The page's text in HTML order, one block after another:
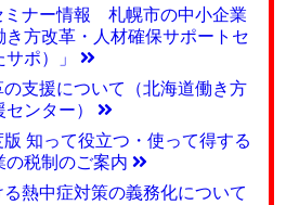
ミナー情報 札幌市の中小企業
き方改革・人材確保サポートセ
サポ）」
支援について（北海道働き方
センター）
知って役立つ・使って得する
の税制のご案内
熱中症対策の義務化について